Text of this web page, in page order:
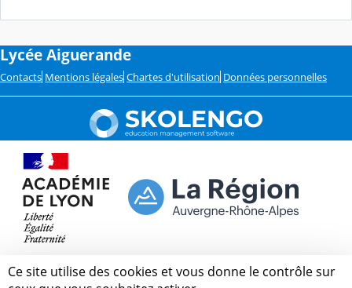
Lycée Aiguerande
Contacts Mentions légales Chartes d'utilisation Données personnelles
Ce site utilise des cookies et vous donne le contrôle sur